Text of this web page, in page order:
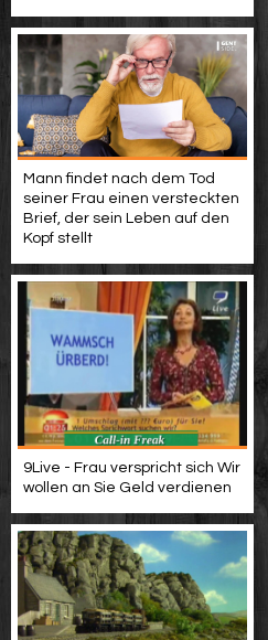
Mann findet nach dem Tod
seiner Frau einen versteckten
Brief, der sein Leben auf den
Kopf stellt
9Live - Frau verspricht sich Wir
wollen an Sie Geld verdienen